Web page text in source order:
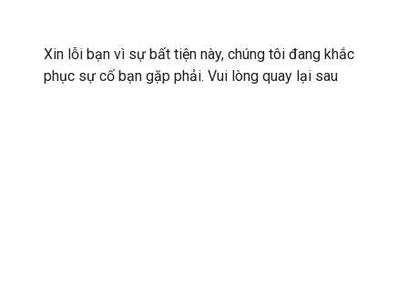
Xin lỗi bạn vì sự bất tiện này, chúng tôi đang khắc
phục sự cố bạn gặp phải. Vui lòng quay lại sau